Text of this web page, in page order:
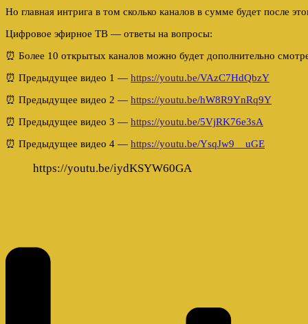
Но главная интрига в том сколько каналов в сумме будет после
Цифровое эфирное ТВ — ответы на вопросы:
⏰ Более 10 открытых каналов можно будет дополнительно
⏰ Предыдущее видео 1 — https://youtu.be/VAzC7HdQbzY
⏰ Предыдущее видео 2 — https://youtu.be/hW8R9YnRq9Y
⏰ Предыдущее видео 3 — https://youtu.be/5VjRK76e3sA
⏰ Предыдущее видео 4 — https://youtu.be/YsqJw9__uGE
https://youtu.be/iydKSYW60GA